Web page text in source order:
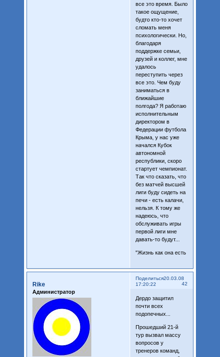
все это время. Было
такое ощущение,
будто кто-то хочет
сломать меня
психологически. Но,
благодаря
поддержке семьи,
друзей и коллег, мне
удалось
переступить через
все это. Чем буду
заниматься в
ближайшие
полгода? Я работаю
исполнительным
директором в
Федерации футбола
Крыма, у нас уже
начался Кубок
автономной
республики, скоро
стартует чемпионат.
Так что сказать, что
без матчей высшей
лиги буду сидеть на
печи - есть калачи,
нельзя. К тому же
надеюсь, что
обслуживать игры
первой лиги мне
давать-то будут...
"Жизнь как она есть
Поделиться
42
20.03.08
17:20:22
Rike
Администратор
Дердо защитил
почти всех
подопечных...
Прошедший 21-й
тур вызвал массу
вопросов у
тренеров команд,